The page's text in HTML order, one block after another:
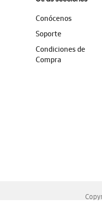
Conócenos
Soporte
Condiciones de
Compra